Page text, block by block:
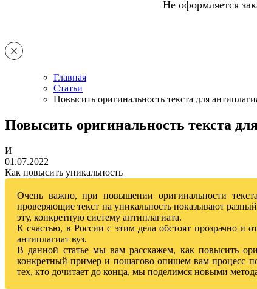
Не оформляется
Главная
Статьи
Повысить оригинальность текста для
Повысить оригинальность текста
И
01.07.2022
Как повысить уникальность
Очень важно, при повышении оригинальности
проверяющие текст на уникальность показывают
эту, конкретную систему антиплагиата.
К счастью, в России с этим дела обстоят прозрачно и
антиплагиат вуз.
В данной статье мы вам расскажем, как повысить
конкретный пример и пошагово опишем вам процесс
тех, кто дочитает до конца, мы поделимся новыми